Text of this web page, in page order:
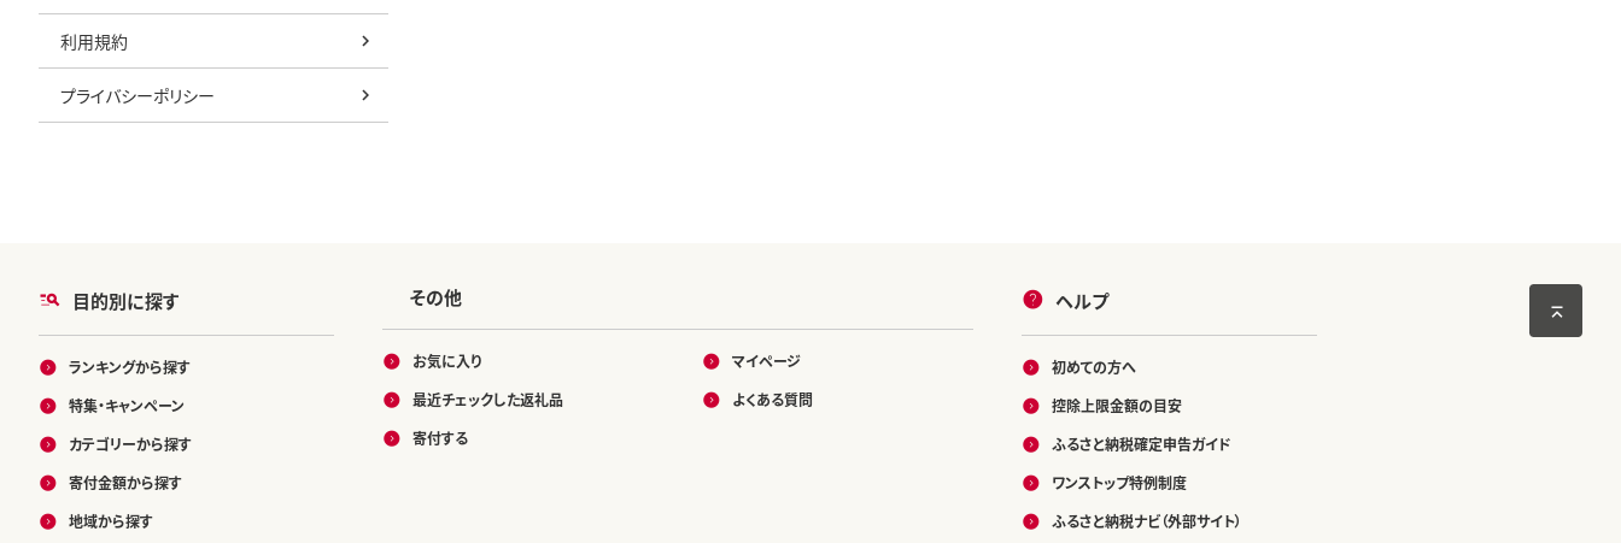
利用規約
プライバシーポリシー
目的別に探す
ランキングから探す
特集・キャンペーン
カテゴリーから探す
寄付金額から探す
地域から探す
その他
お気に入り
最近チェックした返礼品
寄付する
マイページ
よくある質問
ヘルプ
初めての方へ
控除上限金額の目安
ふるさと納税確定申告ガイド
ワンストップ特例制度
ふるさと納税ナビ（外部サイト）